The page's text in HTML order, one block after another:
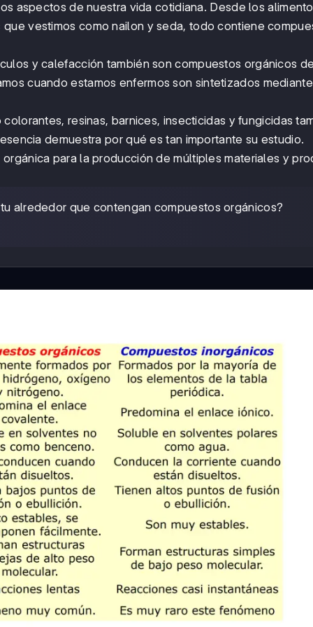
aspectos de nuestra vida cotidiana. Desde los
vestimos como nailon y seda, todo contiene
y calefacción también son compuestos orgánicos
cuando estamos enfermos son sintetizados mediante
resinas, barnices, insecticidas y fungicidas
demuestra por qué es tan importante su estudio.
para la producción de múltiples materiales y
alrededor que contengan compuestos orgánicos?